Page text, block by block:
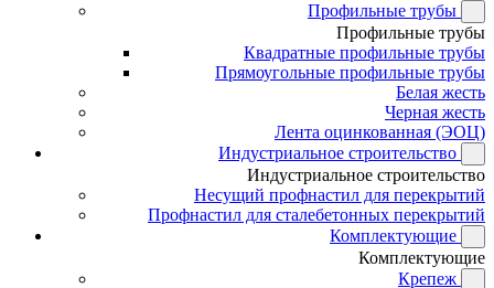
Профильные трубы
Профильные трубы
Квадратные профильные трубы
Прямоугольные профильные трубы
Белая жесть
Черная жесть
Лента оцинкованная (ЭОЦ)
Индустриальное строительство
Индустриальное строительство
Несущий профнастил для перекрытий
Профнастил для сталебетонных перекрытий
Комплектующие
Комплектующие
Крепеж